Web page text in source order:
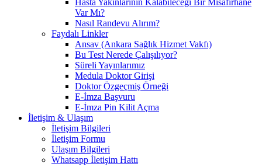
Var Mı?
Nasıl Randevu Alırım?
Faydalı Linkler
Ansav (Ankara Sağlık Hizmet Vakfı)
Bu Test Nerede Çalışılıyor?
Süreli Yayınlarımız
Medula Doktor Girişi
Doktor Özgeçmiş Örneği
E-İmza Başvuru
E-İmza Pin Kilit Açma
İletişim & Ulaşım
İletişim Bilgileri
İletişim Formu
Ulaşım Bilgileri
Whatsapp İletişim Hattı